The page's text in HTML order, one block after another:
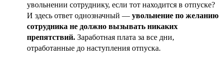
увольнении сотруднику, если тот находится в отпуске?
И здесь ответ однозначный — увольнение по желанию
сотрудника не должно вызывать никаких
препятствий. Заработная плата за все дни,
отработанные до наступления отпуска.